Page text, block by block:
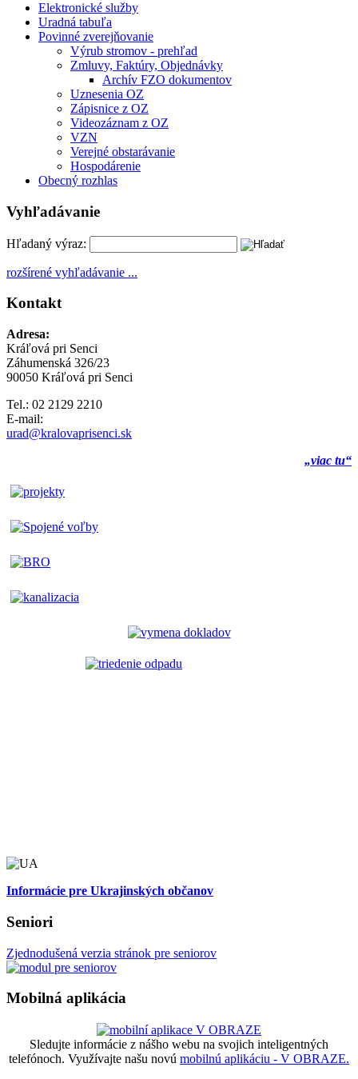
Elektronické služby
Uradná tabuľa
Povinné zverejňovanie
Výrub stromov - prehľad
Zmluvy, Faktúry, Objednávky
Archív FZO dokumentov
Uznesenia OZ
Zápisnice z OZ
Videozáznam z OZ
VZN
Verejné obstarávanie
Hospodárenie
Obecný rozhlas
Vyhľadávanie
Hľadaný výraz:
rozšírené vyhľadávanie ...
Kontakt
Adresa:
Kráľová pri Senci
Záhumenská 326/23
90050 Kráľová pri Senci
Tel.: 02 2129 2210
E-mail:
urad@kralovaprisenci.sk
„viac tu“
Informácie pre Ukrajinských občanov
Seniori
Zjednodušená verzia stránok pre seniorov
Mobilná aplikácia
Sledujte informácie z nášho webu na svojich inteligentných
telefónoch. Využívajte našu novú mobilnú aplikáciu - V OBRAZE.